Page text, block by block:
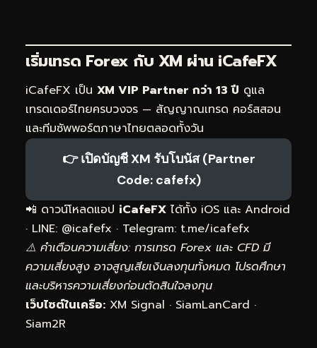
เริ่มเทรด Forex กับ XM ผ่าน iCafeFX
iCafeFX เป็น XM VIP Partner กว่า 13 ปี ดูแล
เทรดเดอร์ไทยครบวงจร — สัญญาณเทรด คอร์สสอน
และทีมซัพพอร์ตภาษาไทยตลอดทั้งวัน
👉 เปิดบัญชี XM รับโบนัส (Partner
Code: cafefx)
📲 ดาวน์โหลดแอป iCafeFX ได้ทั้ง iOS และ Android
· LINE: @icafefx · Telegram: t.me/icafefx
⚠️ คำเตือนความเสี่ยง: การเทรด Forex และ CFD มี
ความเสี่ยงสูง อาจสูญเสียเงินลงทุนทั้งหมด โปรดศึกษา
และบริหารความเสี่ยงก่อนตัดสินใจลงทุน
เว็บไซต์ในเครือ: XM Signal · SiamLanCard ·
Siam2R